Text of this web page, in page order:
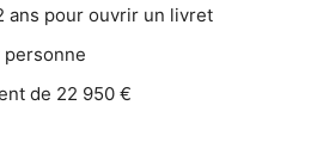
ans pour ouvrir un livret
personne
de 22 950 €